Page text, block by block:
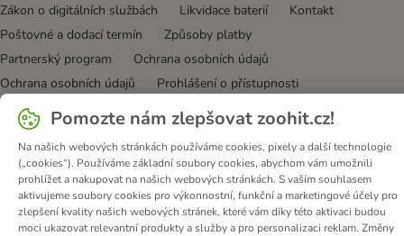
Zákon o digitálních službách
Likvidace baterií
Kontakt
Poštovné a dodací termín
Způsoby platby
Partnerský program
Ochrana osobních údajů
Ochrana osobních údajů
Prohlášení o přístupnosti
© zooplus SE2026
Pomozte nám zlepšovat zoohit.cz!
Na našich webových stránkách používáme cookies, pixely a další technologie
(„cookies“). Používáme základní soubory cookies, abychom vám umožnili
prohlížet a nakupovat na našich webových stránkách. S vaším souhlasem
aktivujeme soubory cookies pro výkonnostní, funkční a marketingové účely pro
zlepšení kvality našich webových stránek, které vám díky této aktivaci budou
moci ukazovat relevantní produkty a služby a pro personalizaci reklam. Změny